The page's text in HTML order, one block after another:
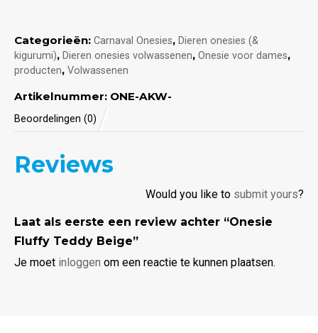
Artikelnummer: ONE-AKW-
Categorieën: Carnaval Onesies, Dieren onesies (&
kigurumi), Dieren onesies volwassenen, Onesie voor dames,
producten, Volwassenen
Beoordelingen (0)
Reviews
Would you like to submit yours?
Laat als eerste een review achter “Onesie
Fluffy Teddy Beige”
Je moet inloggen om een reactie te kunnen plaatsen.